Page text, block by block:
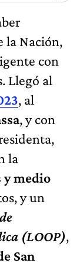
la Nación,
con
Llegó al
, al
, y con
la
y medio
y un
(LOOP),
San